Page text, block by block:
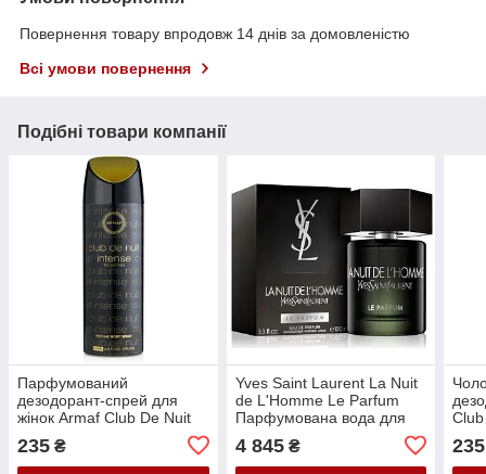
Повернення товару впродовж 14 днів за домовленістю
Всі умови повернення
Подібні товари компанії
Парфумований
дезодорант-спрей для
жінок Armaf Club De Nuit
235 ₴
Yves Saint Laurent La Nuit
de L'Homme Le Parfum
Парфумована вода для
4 845₴ 235